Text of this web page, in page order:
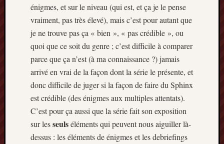
énigmes, et sur le niveau (qui est, et ça je le pense
vraiment, pas très élevé), mais c’est pour autant que
je ne trouve pas ça « bien », « pas crédible », ou
quoi que ce soit du genre ; c’est difficile à comparer
parce que ça n’est (à ma connaissance ?) jamais
arrivé en vrai de la façon dont la série le présente, et
donc difficile de juger si la façon de faire du Sphinx
est crédible (des énigmes aux multiples attentats).
C’est pour ça aussi que la série fait son exposition
sur lesseulséléments qui peuvent nous aiguiller là-
dessus : les éléments de énigmes et les debriefings